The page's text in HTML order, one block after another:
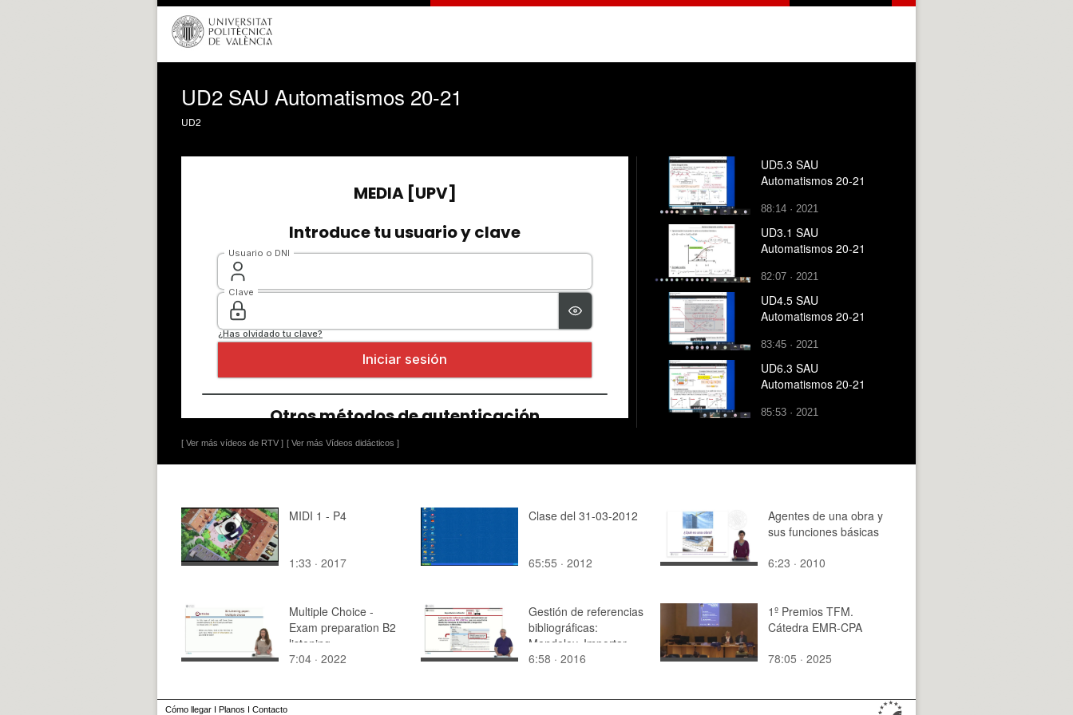
UD2 SAU Automatismos 20-21
UD2
[ Ver más vídeos de RTV ] [ Ver más Vídeos didácticos ]
UD5.3 SAU
Automatismos 20-21
88:14 · 2021
UD3.1 SAU
Automatismos 20-21
82:07 · 2021
UD4.5 SAU
Automatismos 20-21
83:45 · 2021
UD6.3 SAU
Automatismos 20-21
85:53 · 2021
MIDI 1 - P4
1:33 · 2017
Clase del 31-03-2012
65:55 · 2012
Agentes de una obra y
sus funciones básicas
6:23 · 2010
Multiple Choice -
Exam preparation B2
listening
7:04 · 2022
Gestión de referencias
bibliográficas:
Mendeley. Importar
referencias.
6:58 · 2016
1º Premios TFM.
Cátedra EMR-CPA
78:05 · 2025
Cómo llegar I Planos I Contacto